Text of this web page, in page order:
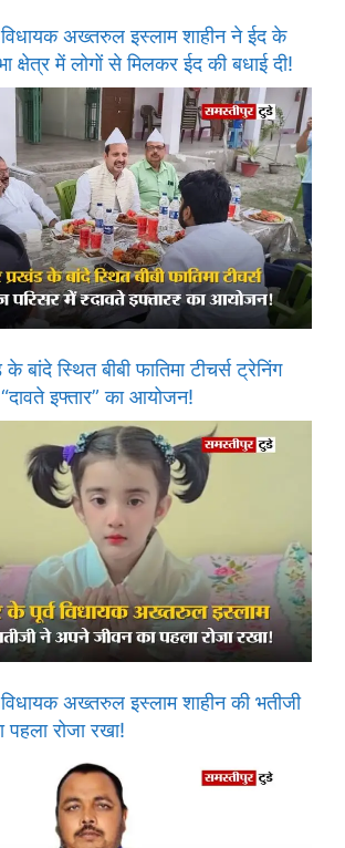
विधायक अख्तरुल इस्लाम शाहीन ने ईद के
क्षेत्र में लोगों से मिलकर ईद की बधाई दी!
बांदे स्थित बीबी फातिमा टीचर्स ट्रेनिंग
इफ्तार” का आयोजन!
अख्तरुल इस्लाम शाहीन की भतीजी
रोजा रखा!